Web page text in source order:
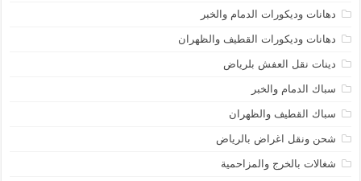
دهانات وديكورات الدمام والخبر
دهانات وديكورات القطيف والظهران
دينات نقل العفش بلرياض
سباك الدمام والخبر
سباك القطيف والظهران
شحن ونقل اغراض بالرياض
شغالات بالخرج والمزاحمية